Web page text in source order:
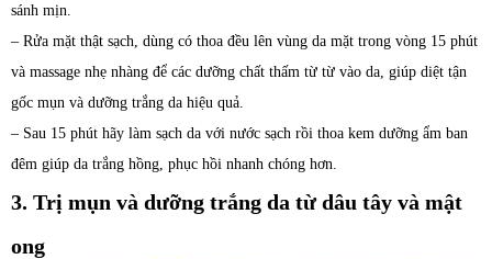
sánh mịn.
– Rửa mặt thật sạch, dùng có thoa đều lên vùng da mặt trong vòng 15 phút
và massage nhẹ nhàng để các dưỡng chất thấm từ từ vào da, giúp diệt tận
gốc mụn và dưỡng trắng da hiệu quả.
– Sau 15 phút hãy làm sạch da với nước sạch rồi thoa kem dưỡng ẩm ban
đêm giúp da trắng hồng, phục hồi nhanh chóng hơn.
3. Trị mụn và dưỡng trắng da từ dâu tây và mật
ong